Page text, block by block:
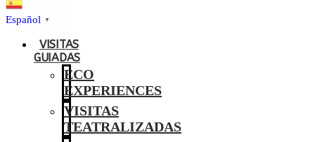
Español ▼
VISITAS
GUIADAS
ECO
EXPERIENCES
VISITAS
TEATRALIZADAS